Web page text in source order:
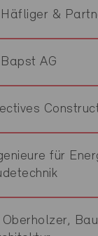
&
AG
für